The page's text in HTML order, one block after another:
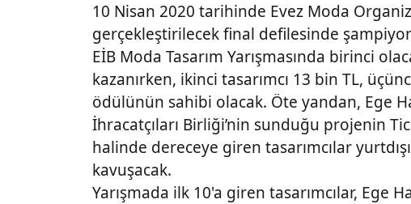
10 Nisan 2020 tarihinde Evez Moda
gerçekleştirilecek final defilesinde
EİB Moda Tasarım Yarışmasında birinci
kazanırken, ikinci tasarımcı 13 bin TL,
ödülünün sahibi olacak. Öte yandan, Ege
İhracatçıları Birliği’nin sunduğu projenin
halinde dereceye giren tasarımcılar
kavuşacak.
Yarışmada ilk 10'a giren tasarımcılar, Ege